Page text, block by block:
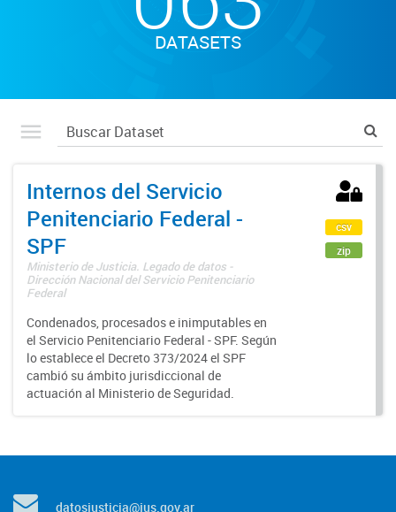
DATASETS
Internos del Servicio
Penitenciario Federal -
SPF
Ministerio de Justicia. Legado de datos -
Dirección Nacional del Servicio Penitenciario
Federal
Condenados, procesados e inimputables en
el Servicio Penitenciario Federal - SPF. Según
lo establece el Decreto 373/2024 el SPF
cambió su ámbito jurisdiccional de
actuación al Ministerio de Seguridad.
csv
zip
datosjusticia@jus.gov.ar